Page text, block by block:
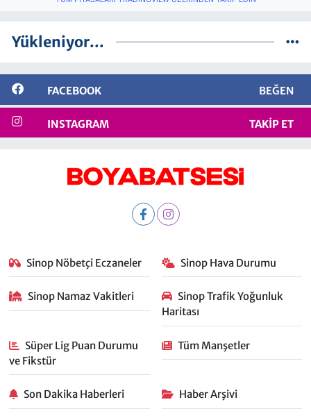
Yükleniyor...
FACEBOOK BEĞEN
INSTAGRAM TAKIP ET
Sinop Nöbetçi Eczaneler Sinop Hava Durumu
Sinop Namaz Vakitleri
Sinop Trafik Yoğunluk
Haritası
Süper Lig Puan Durumu
ve Fikstür
Tüm Manşetler
Son Dakika Haberleri Haber Arşivi